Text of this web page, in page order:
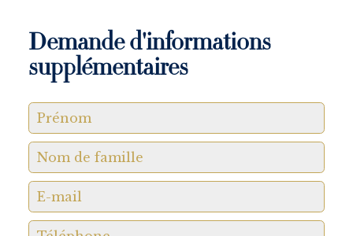
Demande d'informations
supplémentaires